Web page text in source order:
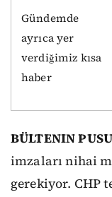
Gündemde
ayrıca yer
verdiğimiz kısa
haber
BÜLTENIN
imzaları nihai
gerekiyor. CHP